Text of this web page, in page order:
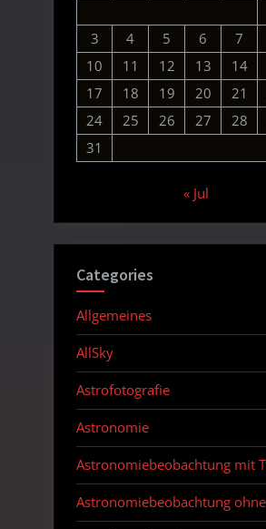
3
4 5 6 7
10
11 12 13 14
17
18 19 20 21
24
25 26 27 28
31
« Jul
Categories
Allgemeines
AllSky
Astrofotografie
Astronomie
Astronomiebeobachtung mit
Astronomiebeobachtung